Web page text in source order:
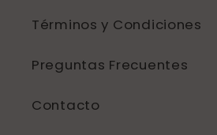
Términos y Condiciones
Preguntas Frecuentes
Contacto